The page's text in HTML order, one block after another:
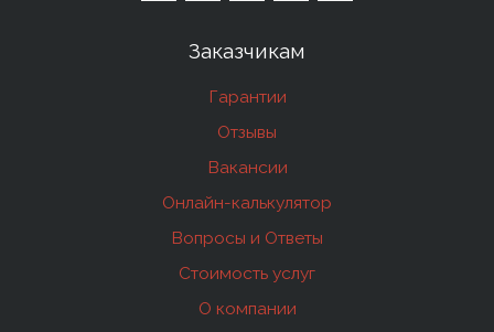
Заказчикам
Гарантии
Отзывы
Вакансии
Онлайн-калькулятор
Вопросы и Ответы
Стоимость услуг
О компании